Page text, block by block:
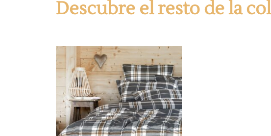
Descubre el resto de la